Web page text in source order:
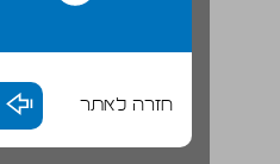
חזרה לאתר